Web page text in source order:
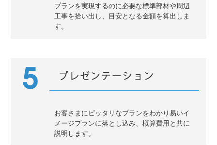
プランを実現するのに必要な標準部材や周辺
工事を拾い出し、目安となる金額を算出しま
す。
お客さまにピッタリなプランをわかり易いイ
メージプランに落とし込み、概算費用と共に
説明します。